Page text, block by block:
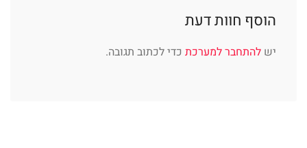
הוסף חוות דעת
יש להתחבר למערכת כדי לכתוב תגובה.